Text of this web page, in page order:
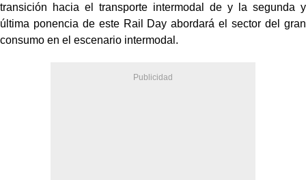
transición hacia el transporte intermodal de y la segunda y
última ponencia de este Rail Day abordará el sector del gran
consumo en el escenario intermodal.